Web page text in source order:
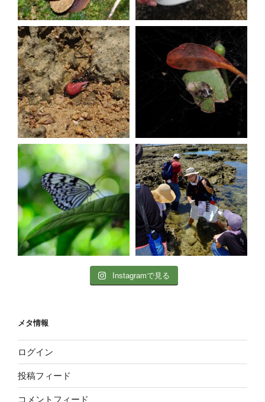
Instagramで見る
メタ情報
ログイン
投稿フィード
コメントフィード